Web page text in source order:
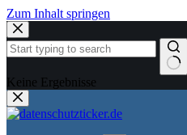
Zum Inhalt springen
Keine Ergebnisse